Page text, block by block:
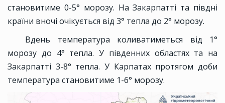
становитиме 0-5° морозу. На Закарпатті та півдні
країни вночі очікується від 3° тепла до 2° морозу.
Вдень температура коливатиметься від 1°
морозу до 4° тепла. У південних областях та на
Закарпатті 3-8° тепла. У Карпатах протягом доби
температура становитиме 1-6° морозу.